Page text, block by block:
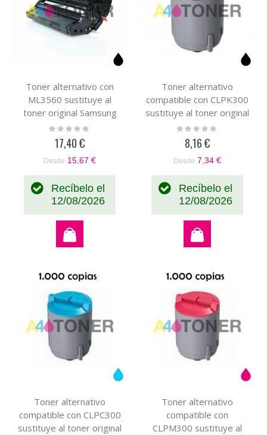
Toner alternativo con
ML3560 sustituye al
toner original Samsung
ML-3560DB/SE
Rating:
17,40 €
Desde 15,67 €
Recíbelo el
12/08/2026
Toner alternativo
compatible con CLPK300
sustituye al toner original
CLP300BK
Rating:
8,16 €
Desde 7,34 €
Recíbelo el
12/08/2026
Toner alternativo
compatible con CLPC300
sustituye al toner original
Toner alternativo
compatible con
CLPM300 sustituye al